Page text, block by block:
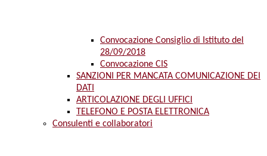
Convocazione Consiglio di Istituto del
28/09/2018
Convocazione CIS
SANZIONI PER MANCATA COMUNICAZIONE DEI
DATI
ARTICOLAZIONE DEGLI UFFICI
TELEFONO E POSTA ELETTRONICA
Consulenti e collaboratori